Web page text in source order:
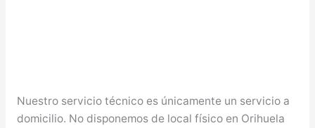
Nuestro servicio técnico es únicamente un servicio a
domicilio. No disponemos de local físico en Orihuela